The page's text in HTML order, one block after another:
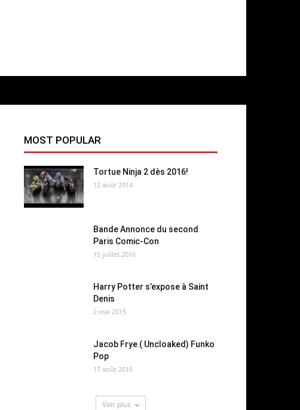
MOST POPULAR
Tortue Ninja 2 dès 2016!
12 août 2014
Bande Annonce du second
Paris Comic-Con
15 juillet 2016
Harry Potter s’expose à Saint
Denis
2 mai 2015
Jacob Frye ( Uncloaked) Funko
Pop
17 août 2016
Voir plus